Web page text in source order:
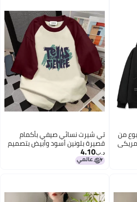
من تي شيرت نسائي صيفي بأكمام
قصيرة بلونين أسود وأبيض بتصميم
راجلان من القطن بسيط وفضفاض
ومناسب لجميع الأوقات بقصة رقبة
د.ب‏4.10